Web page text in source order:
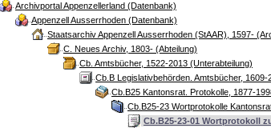
Archivportal Appenzellerland (Datenbank)
Appenzell Ausserrhoden (Datenbank)
Staatsarchiv Appenzell Ausserrhoden (StAAR), 1597-
C. Neues Archiv, 1803- (Abteilung)
Cb. Amtsbücher, 1522-2013 (Unterabteilung)
Cb.B Legislativbehörden. Amtsbücher, 1609-
Cb.B25 Kantonsrat. Protokolle, 1877-
Cb.B25-23 Wortprotokolle
Cb.B25-23-01 Wortprotokoll